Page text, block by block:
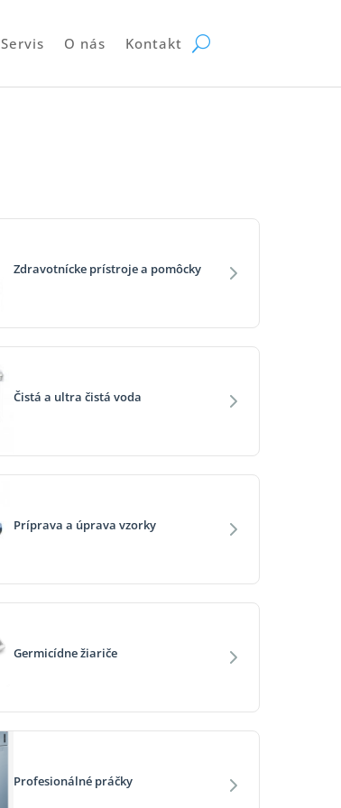
Servis O nás Kontakt
Zdravotnícke prístroje a pomôcky
Čistá a ultra čistá voda
Príprava a úprava vzorky
Germicídne žiariče
Profesionálné práčky